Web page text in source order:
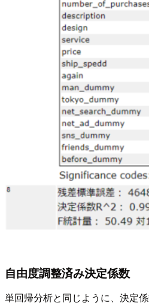
自由度調整済み決定係数
単回帰分析と同じように、決定